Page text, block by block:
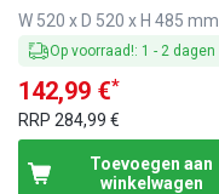
W 520 x D 520 x H 485 mm
Op voorraad!: 1 - 2 dagen
142,99 €*
RRP 284,99 €
Toevoegen aan
winkelwagen